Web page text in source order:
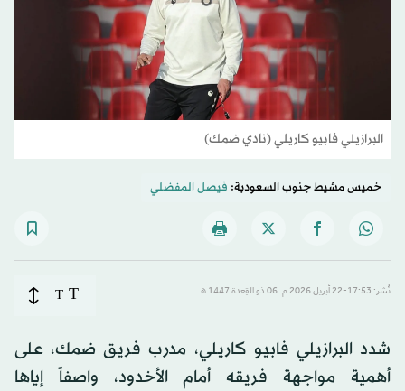
البرازيلي فابيو كاريلي (نادي ضمك)
خميس مشيط جنوب السعودية: فيصل المفضلي
نُشر: 17:53-22 أبريل 2026 م ـ 06 ذو القِعدة 1447 هـ T
T
شدد البرازيلي فابيو كاريلي، مدرب فريق ضمك، على
أهمية مواجهة فريقه أمام الأخدود، واصفاً إياها